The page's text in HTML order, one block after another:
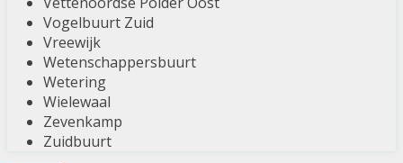
Vogelbuurt Zuid
Vreewijk
Wetenschappersbuurt
Wetering
Wielewaal
Zevenkamp
Zuidbuurt